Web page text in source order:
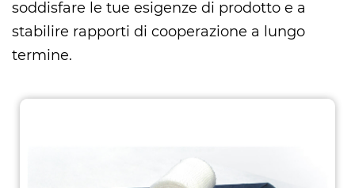
soddisfare le tue esigenze di prodotto e a
stabilire rapporti di cooperazione a lungo
termine.